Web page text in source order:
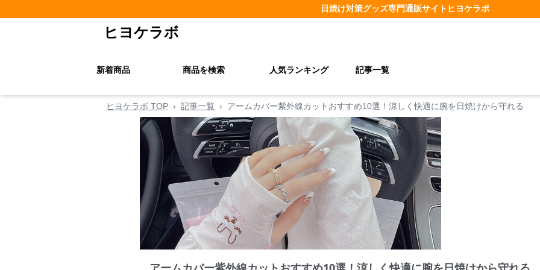
日焼け対策グッズ専門通販サイト ヒヨケラボ
ヒヨケラボ
新着商品 商品を検索 人気ランキング 記事一覧
ヒヨケラボ TOP › 記事一覧 › アームカバー紫外線カットおすすめ10選！涼しく快適に腕を日焼けから守れる